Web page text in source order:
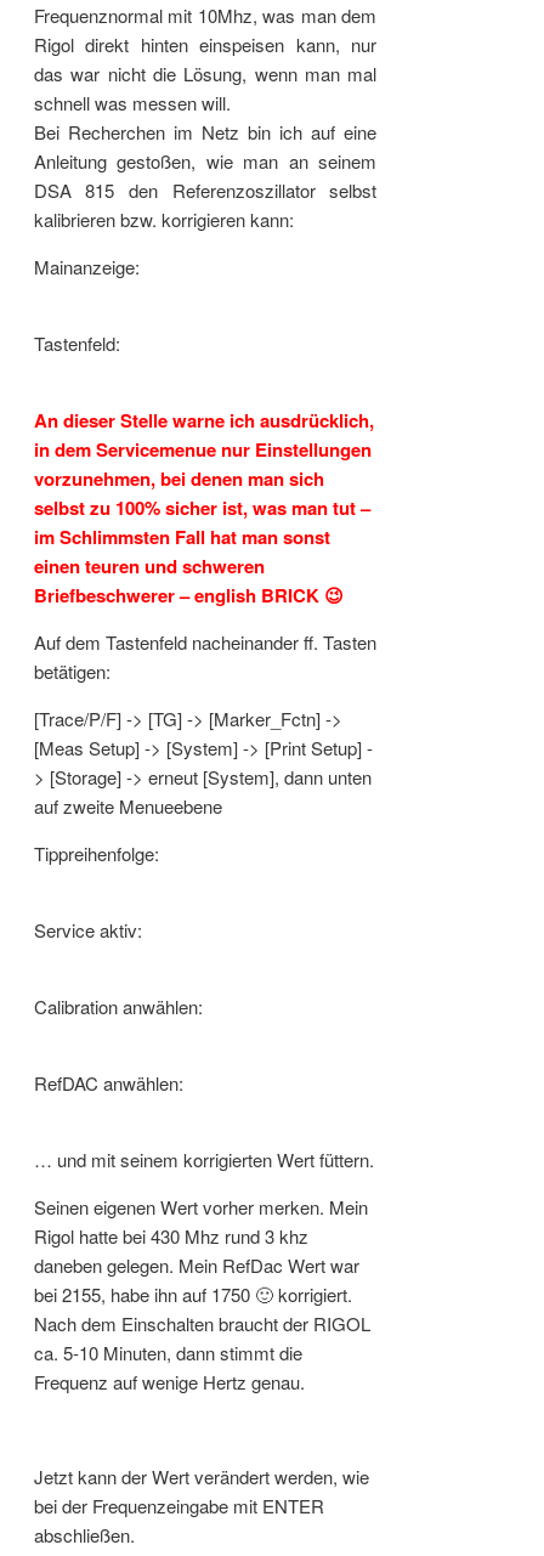
Frequenznormal mit 10Mhz, was man dem
Rigol direkt hinten einspeisen kann, nur
das war nicht die Lösung, wenn man mal
schnell was messen will.
Bei Recherchen im Netz bin ich auf eine
Anleitung gestoßen, wie man an seinem
DSA 815 den Referenzoszillator selbst
kalibrieren bzw. korrigieren kann:
Mainanzeige:
Tastenfeld:
An dieser Stelle warne ich ausdrücklich,
in dem Servicemenue nur Einstellungen
vorzunehmen, bei denen man sich
selbst zu 100% sicher ist, was man tut –
im Schlimmsten Fall hat man sonst
einen teuren und schweren
Briefbeschwerer – english BRICK 😉
Auf dem Tastenfeld nacheinander ff. Tasten
betätigen:
[Trace/P/F] -> [TG] -> [Marker_Fctn] ->
[Meas Setup] -> [System] -> [Print Setup] -
> [Storage] -> erneut [System], dann unten
auf zweite Menueebene
Tippreihenfolge:
Service aktiv:
Calibration anwählen:
RefDAC anwählen:
… und mit seinem korrigierten Wert füttern.
Seinen eigenen Wert vorher merken. Mein
Rigol hatte bei 430 Mhz rund 3 khz
daneben gelegen. Mein RefDac Wert war
bei 2155, habe ihn auf 1750 🙂 korrigiert.
Nach dem Einschalten braucht der RIGOL
ca. 5-10 Minuten, dann stimmt die
Frequenz auf wenige Hertz genau.
Jetzt kann der Wert verändert werden, wie
bei der Frequenzeingabe mit ENTER
abschließen.